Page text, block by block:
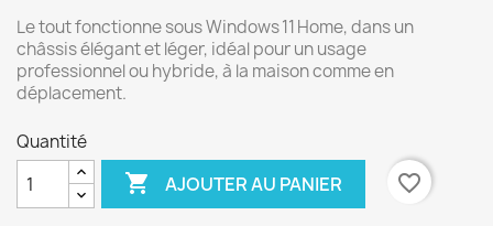
Le tout fonctionne sous Windows 11 Home, dans un
châssis élégant et léger, idéal pour un usage
professionnel ou hybride, à la maison comme en
déplacement.
Quantité
 AJOUTER AU PANIER favorite_border